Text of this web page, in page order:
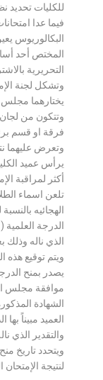
للكليات تحديد
فيما عدا
البكالوريوس
المختص أحد
التحريرية
وتشكل لجنة
يختارهما
وتتكون من
فرقة او قسم
وتعرض عليهما
يرأس عميد
أكثر لمراقبة
تلعن اسماء
الهجائيه
الدرجة العلمية
الذي ناله وذلك
ويتم توقيع هذه
يصدر بمنح
موافقة مجلس
الشهادة
العميد مبيناً
والتقدير الذي
ويتحدد تاريخ
لنتيجة